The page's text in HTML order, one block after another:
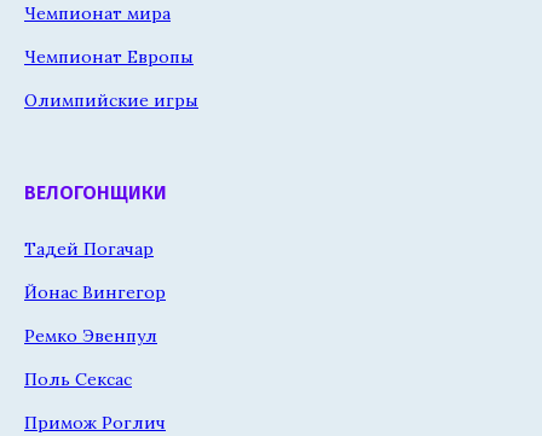
Чемпионат мира
Чемпионат Европы
Олимпийские игры
ВЕЛОГОНЩИКИ
Тадей Погачар
Йонас Вингегор
Ремко Эвенпул
Поль Сексас
Примож Роглич